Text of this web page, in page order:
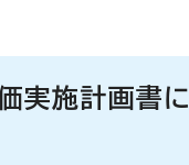
実施計画書